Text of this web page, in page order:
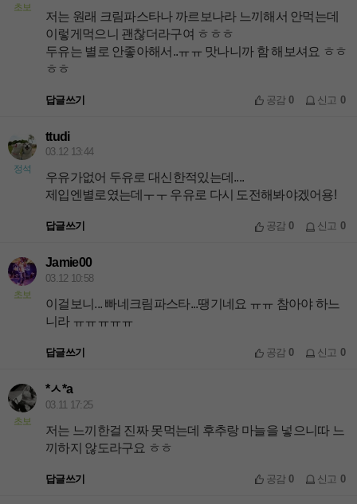
초보
저는 원래 크림파스타나 까르보나라 느끼해서 안먹는데
이렇게먹으니 괜찮더라구여 ㅎㅎㅎ
두유는 별로 안좋아해서..ㅠㅠ 맛나니까 함 해보셔요 ㅎㅎ
ㅎㅎ
답글쓰기 공감0 신고 0
정석
ttudi
03.12 13:44
우유가없어 두유로 대신한적있는데....
제입엔별로였는데ㅜㅜ 우유로 다시 도전해봐야겠어용!
답글쓰기 공감0 신고 0
초보
Jamie00
03.12 10:58
이걸보니... 빠네크림파스타...땡기네요 ㅠㅠ 참아야 하느
니라 ㅠㅠㅠㅠㅠ
답글쓰기 공감0 신고 0
초보
*ㅅ*a
03.11 17:25
저는 느끼한걸 진짜 못먹는데 후추랑 마늘을 넣으니따 느
끼하지 않도라구요 ㅎㅎ
답글쓰기 공감0 신고 0